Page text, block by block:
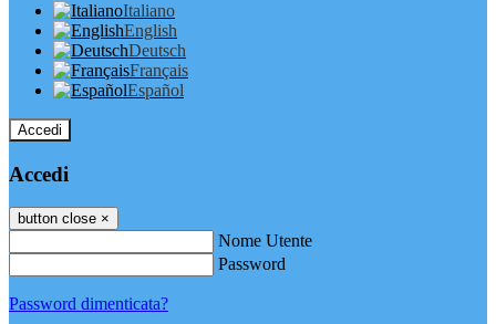
Italiano
English
Deutsch
Français
Español
Accedi
Accedi
button close ×
Nome Utente
Password
Password dimenticata?